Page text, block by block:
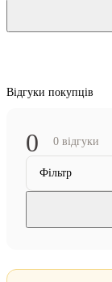
Відгуки покупців
0 0 відгуки
Фільтр